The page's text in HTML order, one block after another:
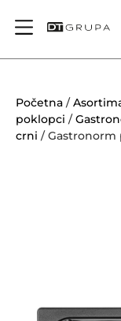
Početna /
poklopci /
crni / Gastronorm